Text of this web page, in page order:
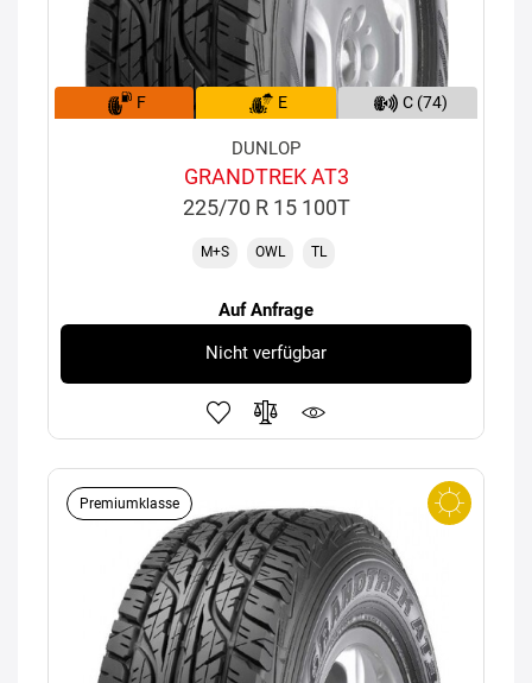
F E C (74)
DUNLOP
GRANDTREK AT3
225/70 R 15 100T
M+S OWL TL
Auf Anfrage
Nicht verfügbar
Premiumklasse